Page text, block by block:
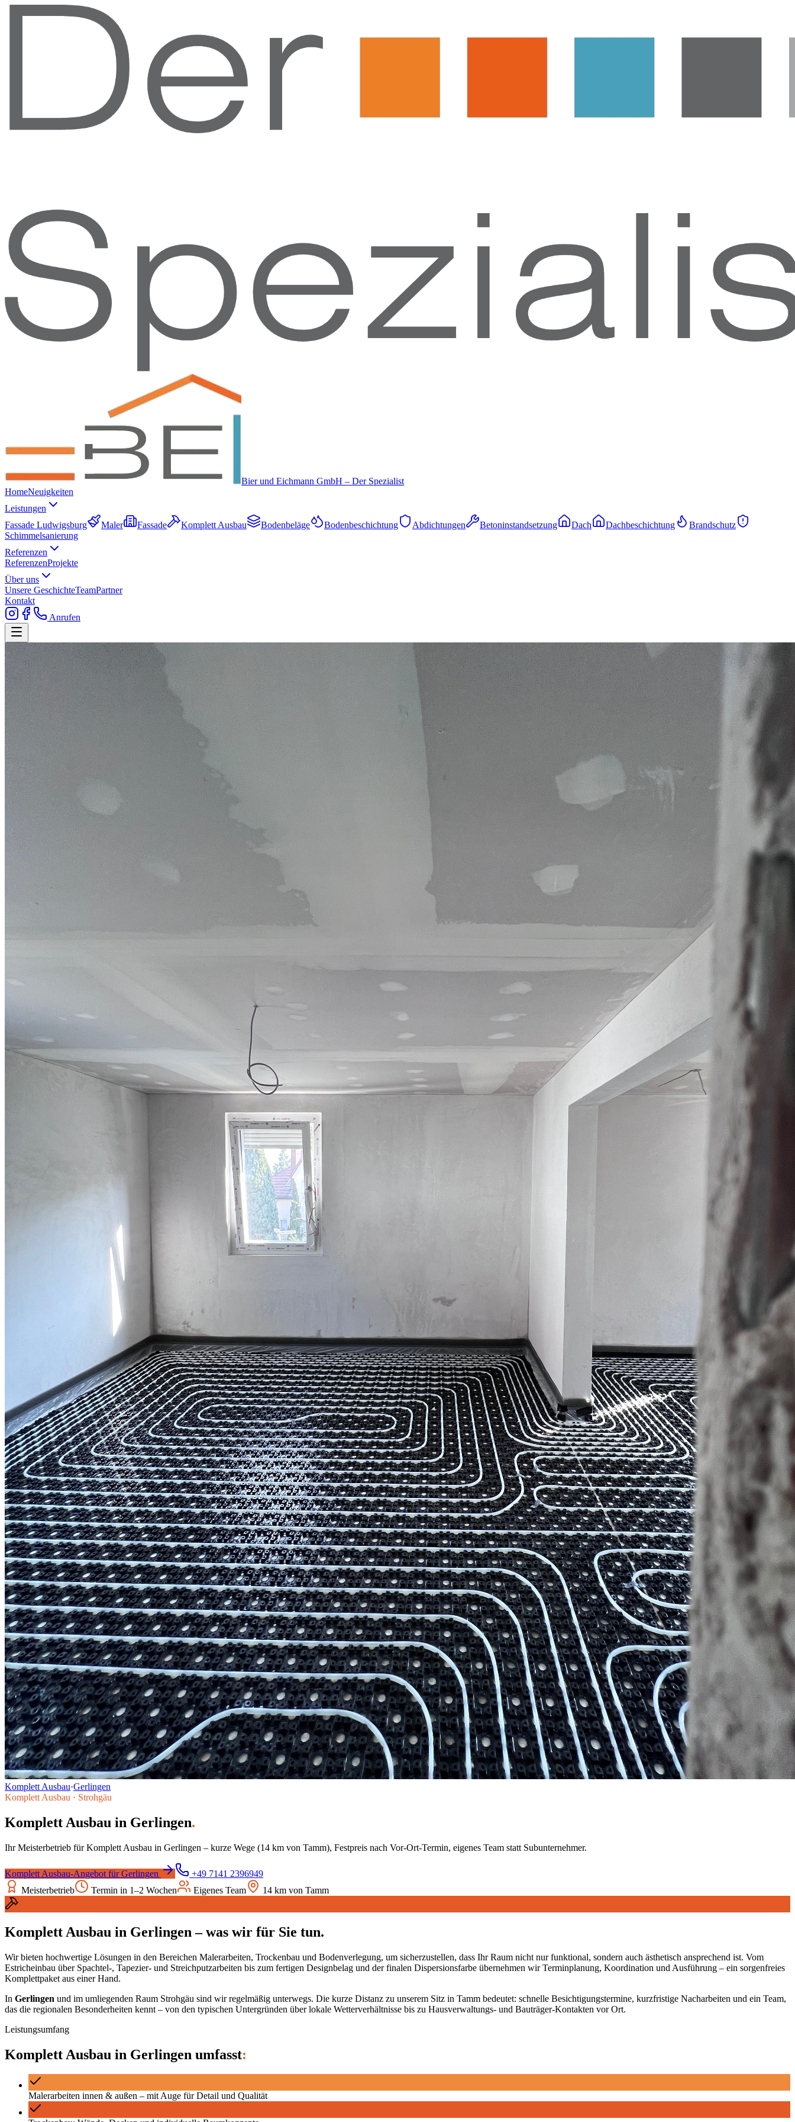
Bier und Eichmann GmbH – Der Spezialist
HomeNeuigkeiten
Leistungen
Fassade Ludwigsburg
Maler Fassade Komplett Ausbau Bodenbeläge Bodenbeschichtung Abdichtungen Betoninstandsetzung Dach Dachbeschichtung
Brandschutz
Schimmelsanierung
Referenzen
ReferenzenProjekte
Über uns
Unsere GeschichteTeamPartner
Kontakt
Anrufen
Komplett Ausbau·Gerlingen
Komplett Ausbau · Strohgäu
Komplett Ausbau in Gerlingen.
Ihr Meisterbetrieb fürKomplett Ausbau in Gerlingen – kurze Wege (14 km von Tamm), Festpreis nach Vor-Ort-Termin, eigenes Team statt Subunternehmer.
Komplett Ausbau-Angebot fürGerlingen
+49 7141 2396949
Meisterbetrieb
Termin in 1–2 Wochen Eigenes Team 14 km von Tamm
Komplett Ausbau in Gerlingen – was wir für Sie tun.
Wir bieten hochwertige Lösungen in den Bereichen Malerarbeiten, Trockenbau und Bodenverlegung, um sicherzustellen, dass Ihr Raum nicht nur funktional, sondern auch ästhetisch ansprechend ist. Vom
Estricheinbau über Spachtel-, Tapezier- und Streichputzarbeiten bis zum fertigen Designbelag und der finalen Dispersionsfarbe übernehmen wir Terminplanung, Koordination und Ausführung – ein sorgenfreies
Komplettpaket aus einer Hand.
In Gerlingen und im umliegenden Raum Strohgäu sind wir regelmäßig unterwegs. Die kurze Distanz zu unserem Sitz in Tamm bedeutet: schnelle Besichtigungstermine, kurzfristige Nacharbeiten und ein Team,
das die regionalen Besonderheiten kennt – von den typischen Untergründen über lokale Wetterverhältnisse bis zu Hausverwaltungs- und Bauträger-Kontakten vor Ort.
Leistungsumfang
Komplett Ausbau in Gerlingen umfasst:
Malerarbeiten innen & außen – mit Auge für Detail und Qualität